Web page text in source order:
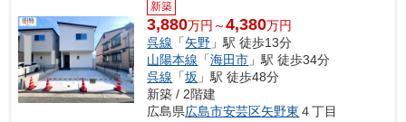
新築
3,880万円～4,380万円
呉線 「矢野 」駅 徒歩13分
山陽本線 「海田市 」駅 徒歩34分
呉線 「坂 」駅 徒歩48分
新築 / 2階建
広島県広島市安芸区矢野東 ４丁目